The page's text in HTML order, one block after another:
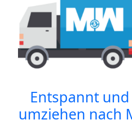
Entspannt
umziehen nach